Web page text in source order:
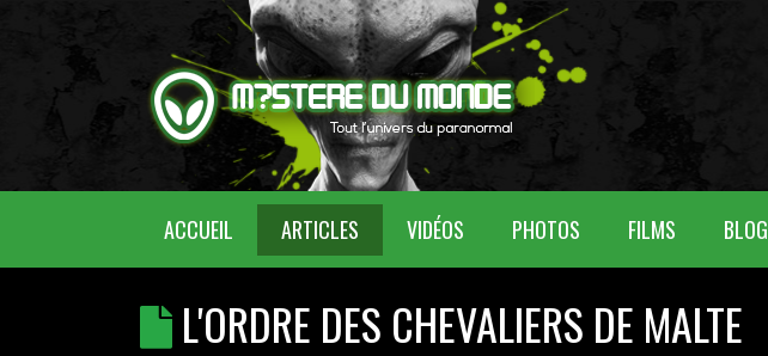
ACCUEIL (CURRENT)ARTICLES VIDÉOS PHOTOS FILMS BLOG
L'ORDRE DES CHEVALIERS DE MALTE